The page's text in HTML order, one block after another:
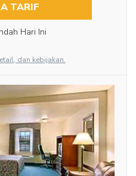
TARIF
Hari Ini
dan kebijakan.